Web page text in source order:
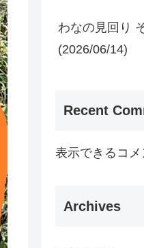
わなの見回り
(2026/06/14)
Recent
表示できるコメ
Archives